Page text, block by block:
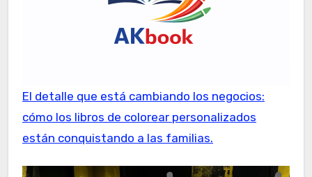
El detalle que está cambiando los negocios:
cómo los libros de colorear personalizados
están conquistando a las familias.